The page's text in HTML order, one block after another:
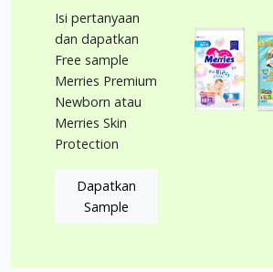
Isi pertanyaan
dan dapatkan
Free sample
Merries Premium
Newborn atau
Merries Skin
Protection
Dapatkan
Sample